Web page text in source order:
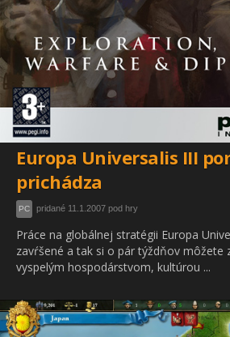
Europa Universalis III
prichádza
PC pridané 11.1.2007 pod hry
Práce na globálnej stratégii Europa
zavŕšené a tak si o pár týždňov môžete
vyspelým hospodárstvom, kultúrou ...